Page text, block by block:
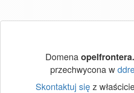
Domena
przechwycona w
Skontaktuj sięz